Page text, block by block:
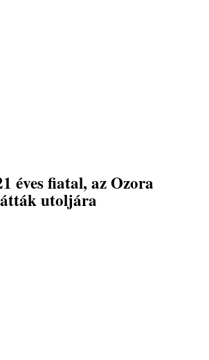
éves fiatal, az Ozora
utoljára